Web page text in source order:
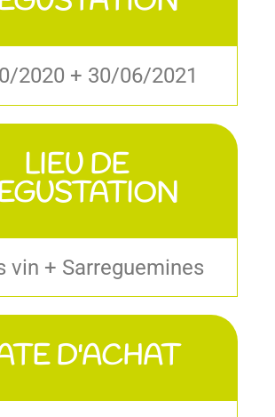
2020 + 30/06/2021
LIEU DE
vin + Sarreguemines
D'ACHAT